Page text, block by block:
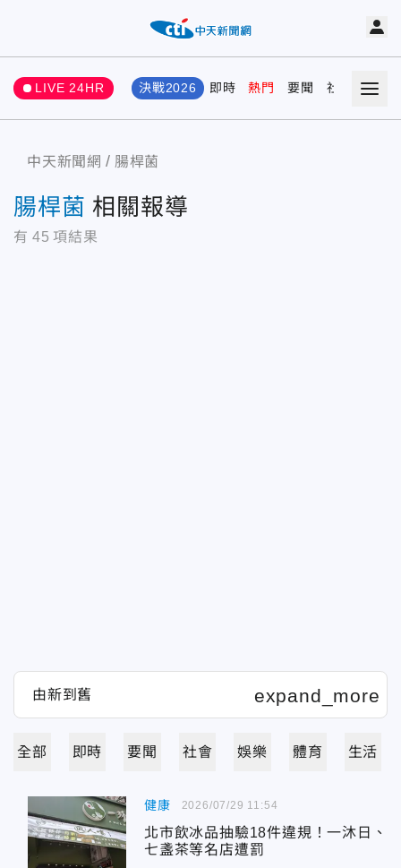
LIVE 24HR 決戰2026 即時 熱門 要聞 社會 娛樂
中天新聞網 腸桿菌
腸桿菌 相關報導
有 45 項結果
全部 即時 要聞 社會 娛樂 體育 生活
健康
北市飲冰品抽驗18件違規！一沐日、
七盞茶等名店遭罰
2026/07/29 11:54